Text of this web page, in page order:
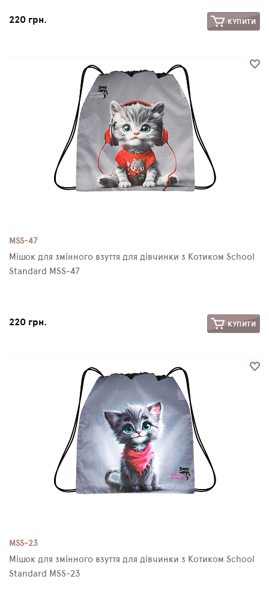
220 грн. КУПИТИ
MSS-47
Мішок для змінного взуття для дівчинки з Котиком School
Standard MSS-47
220 грн. КУПИТИ
MSS-23
Мішок для змінного взуття для дівчинки з Котиком School
Standard MSS-23